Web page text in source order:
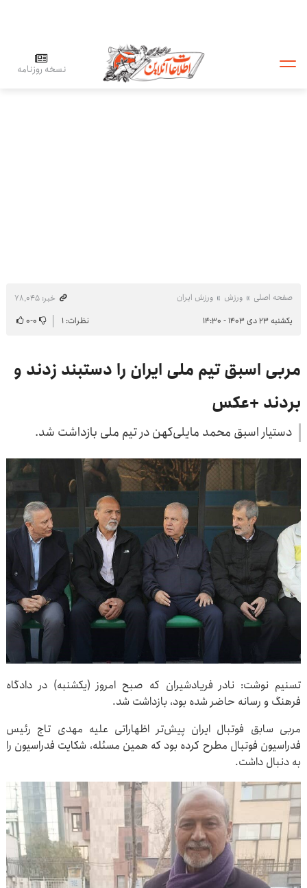
نسخه روزنامه
صفحه اصلی ورزش ورزش ایران
خبر: ۷۸٬۰۴۵
یکشنبه ۲۳ دی ۱۴۰۳ - ۱۴:۳۰
نظرات: ۱ ۰-۰
مربی اسبق تیم ملی ایران را دستبند زدند و
بردند +عکس
دستیار اسبق محمد مایلی‌کهن در تیم ملی بازداشت شد.
تسنیم نوشت: نادر فریادشیران که صبح امروز (یکشنبه) در دادگاه
فرهنگ و رسانه حاضر شده بود، بازداشت شد.
مربی سابق فوتبال ایران پیش‌تر اظهاراتی علیه مهدی تاج رئیس
فدراسیون فوتبال مطرح کرده بود که همین مسئله، شکایت فدراسیون را
به دنبال داشت.